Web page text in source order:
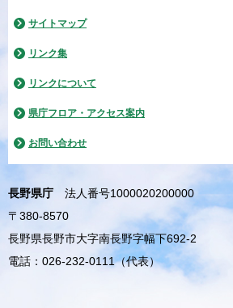
サイトマップ
リンク集
リンクについて
県庁フロア・アクセス案内
お問い合わせ
長野県庁
法人番号1000020200000
〒380-8570
長野県長野市大字南長野字幅下692-2
電話：026-232-0111（代表）